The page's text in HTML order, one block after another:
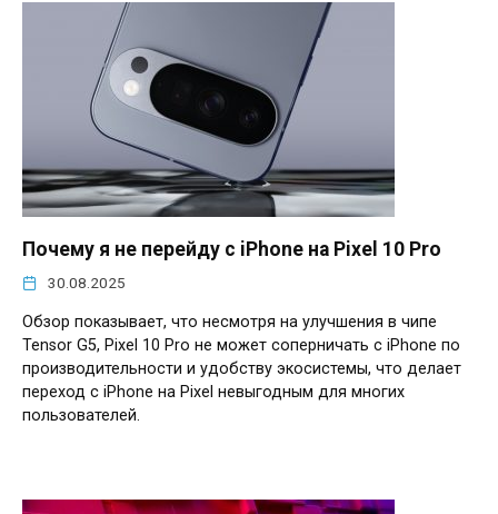
Почему я не перейду с iPhone на Pixel 10 Pro
30.08.2025
Обзор показывает, что несмотря на улучшения в чипе
Tensor G5, Pixel 10 Pro не может соперничать с iPhone по
производительности и удобству экосистемы, что делает
переход с iPhone на Pixel невыгодным для многих
пользователей.